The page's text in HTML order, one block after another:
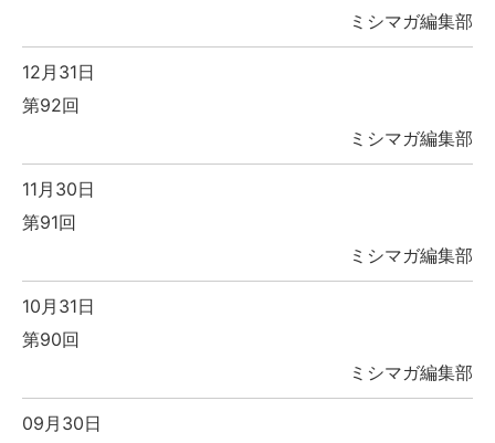
ミシマガ編集部
12月31日
第92回
ミシマガ編集部
11月30日
第91回
ミシマガ編集部
10月31日
第90回
ミシマガ編集部
09月30日